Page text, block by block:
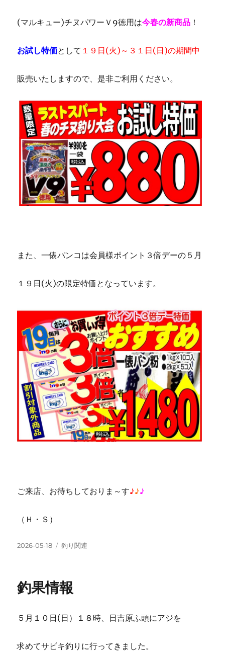
(マルキュー)チヌパワーＶ9徳用は今春の新商品 ！
お試し特価として １９日(火)～３１日(日)の期間中
販売いたしますので、是非ご利用ください。
また、一俵パンコは会員様ポイント３倍デーの５月
１９日(火)の限定特価となっています。
ご来店、お待ちしておりま～す♪♪♪
（Ｈ・Ｓ）
投
2026-05-18
カ
ー
釣り関連
釣果情報
５月１０日(日）１８時、日吉原ふ頭にアジを
求めてサビキ釣りに行ってきました。